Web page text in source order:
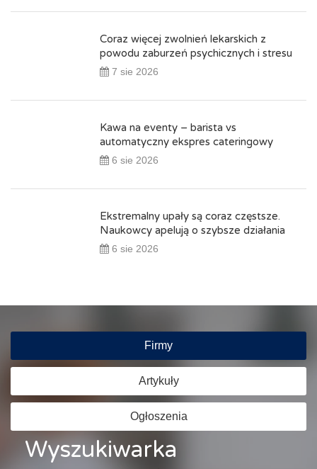
Coraz więcej zwolnień lekarskich z
powodu zaburzeń psychicznych i stresu
7 sie 2026
Kawa na eventy – barista vs
automatyczny ekspres cateringowy
6 sie 2026
Ekstremalny upały są coraz częstsze.
Naukowcy apelują o szybsze działania
6 sie 2026
Firmy
Artykuły
Ogłoszenia
Wyszukiwarka